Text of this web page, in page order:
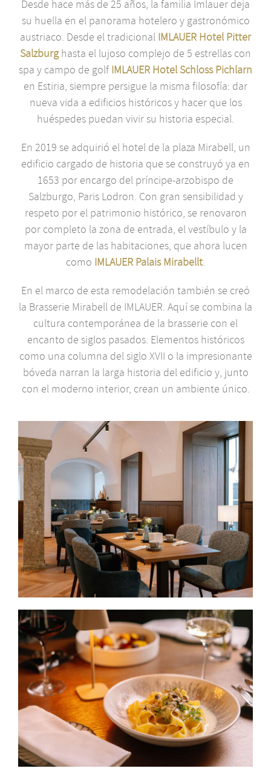
Desde hace más de 25 años, la familia Imlauer deja
su huella en el panorama hotelero y gastronómico
austriaco. Desde el tradicional IMLAUER Hotel Pitter
Salzburghasta el lujoso complejo de 5 estrellas con
spa y campo de golf IMLAUER Hotel Schloss Pichlarn
en Estiria, siempre persigue la misma filosofía: dar
nueva vida a edificios históricos y hacer que los
huéspedes puedan vivir su historia especial.
En 2019 se adquirió el hotel de la plaza Mirabell, un
edificio cargado de historia que se construyó ya en
1653 por encargo del príncipe-arzobispo de
Salzburgo, Paris Lodron. Con gran sensibilidad y
respeto por el patrimonio histórico, se renovaron
por completo la zona de entrada, el vestíbulo y la
mayor parte de las habitaciones, que ahora lucen
como IMLAUER Palais Mirabellt.
En el marco de esta remodelación también se creó
la Brasserie Mirabell de IMLAUER. Aquí se combina la
cultura contemporánea de la brasserie con el
encanto de siglos pasados. Elementos históricos
como una columna del siglo XVII o la impresionante
bóveda narran la larga historia del edificio y, junto
con el moderno interior, crean un ambiente único.